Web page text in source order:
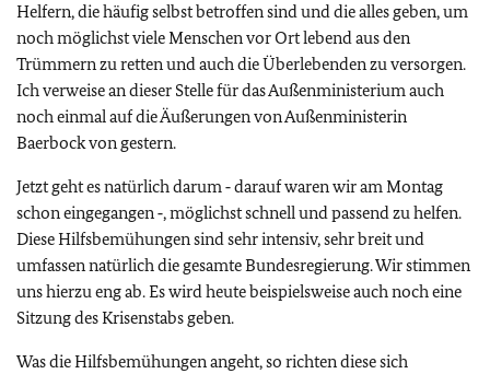
Helfern, die häufig selbst betroffen sind und die alles geben, um
noch möglichst viele Menschen vor Ort lebend aus den
Trümmern zu retten und auch die Überlebenden zu versorgen.
Ich verweise an dieser Stelle für das Außenministerium auch
noch einmal auf die Äußerungen von Außenministerin
Baerbock von gestern.
Jetzt geht es natürlich darum ‑ darauf waren wir am Montag
schon eingegangen ‑, möglichst schnell und passend zu helfen.
Diese Hilfsbemühungen sind sehr intensiv, sehr breit und
umfassen natürlich die gesamte Bundesregierung. Wir stimmen
uns hierzu eng ab. Es wird heute beispielsweise auch noch eine
Sitzung des Krisenstabs geben.
Was die Hilfsbemühungen angeht, so richten diese sich